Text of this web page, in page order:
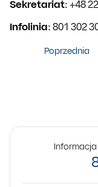
Sekretariat: +48
Infolinia: 801 302
Poprzednia